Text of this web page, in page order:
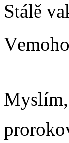
Stálě
Myslím,